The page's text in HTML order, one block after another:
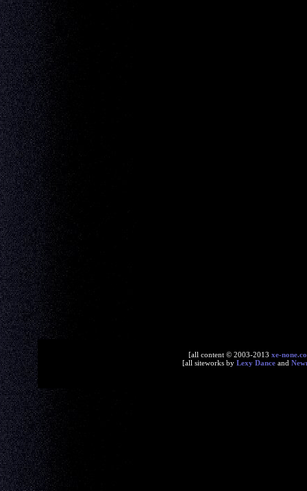
[all content © 2003-2013 xe-
[all siteworks by Lexy Danceand